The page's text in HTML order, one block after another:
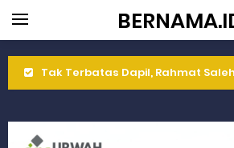
Tak Terbatas Dapil, Rahmat Saleh Dorong Penguatan
Rahmat Saleh Resmikan Hunian Tetap KARTA untuk